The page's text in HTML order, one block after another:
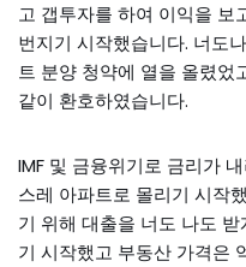
고 갭투자를 하여 이익을 보
번지기 시작했습니다. 너도
트 분양 청약에 열을 올렸었
같이 환호하였습니다.
IMF 및 금융위기로 금리가
스레 아파트로 몰리기 시작
기 위해 대출을 너도 나도
기 시작했고 부동산 가격은